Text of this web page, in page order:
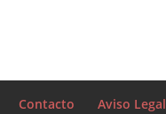
Contacto Aviso Legal